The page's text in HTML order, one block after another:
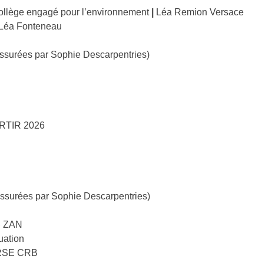
engagé pour l’environnement
Léa Remion Versace
Fonteneau
par Sophie Descarpentries)
2026
par Sophie Descarpentries)
ZAN
CRB